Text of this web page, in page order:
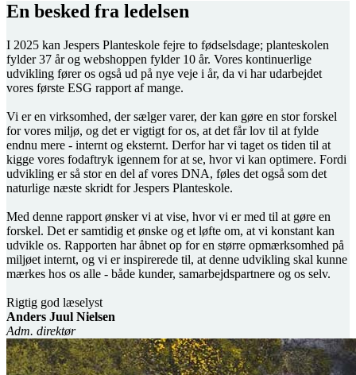
En besked fra ledelsen
I 2025 kan Jespers Planteskole fejre to fødselsdage; planteskolen
fylder 37 år og webshoppen fylder 10 år. Vores kontinuerlige
udvikling fører os også ud på nye veje i år, da vi har udarbejdet
vores første ESG rapport af mange.
Vi er en virksomhed, der sælger varer, der kan gøre en stor forskel
for vores miljø, og det er vigtigt for os, at det får lov til at fylde
endnu mere - internt og eksternt. Derfor har vi taget os tiden til at
kigge vores fodaftryk igennem for at se, hvor vi kan optimere. Fordi
udvikling er så stor en del af vores DNA, føles det også som det
naturlige næste skridt for Jespers Planteskole.
Med denne rapport ønsker vi at vise, hvor vi er med til at gøre en
forskel. Det er samtidig et ønske og et løfte om, at vi konstant kan
udvikle os. Rapporten har åbnet op for en større opmærksomhed på
miljøet internt, og vi er inspirerede til, at denne udvikling skal kunne
mærkes hos os alle - både kunder, samarbejdspartnere og os selv.
Rigtig god læselyst
Anders Juul Nielsen
Adm. direktør